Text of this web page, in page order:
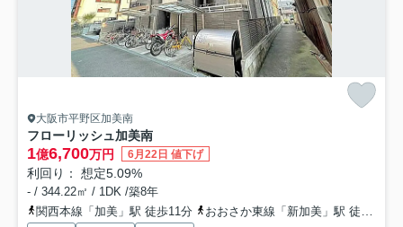
大阪市平野区加美南
フローリッシュ加美南
1億6,700万円 6月22日 値下げ
利回り： 想定5.09%
- / 344.22㎡ / 1DK /築8年
関西本線「加美」駅 徒歩11分
おおさか東線「新加美」駅 徒歩11分